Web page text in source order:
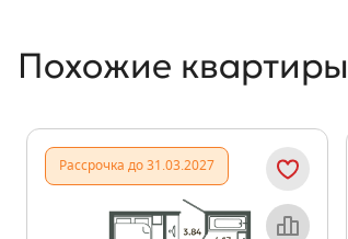
Похожие квартиры
Рассрочка до 31.03.2027